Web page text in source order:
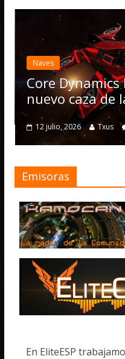
Naves
Core Dynamics
nuevo caza de
12 julio, 2026 Txus 0
Emisoras
En EliteESP